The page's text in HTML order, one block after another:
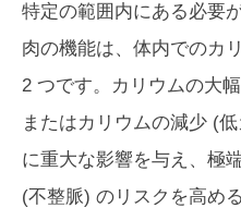
特定の範囲内にある必要
肉の機能は、体内でのカ
2 つです。カリウムの大
またはカリウムの減少 (
に重大な影響を与え、極
(不整脈) のリスクを高め